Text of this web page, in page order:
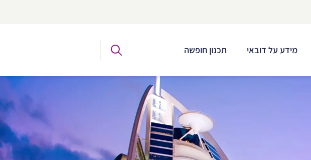
מידע על דובאי תכנון חופשה